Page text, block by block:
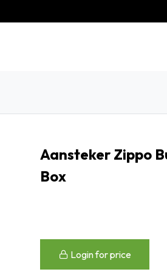
Aansteker Zippo
Box
Login for price